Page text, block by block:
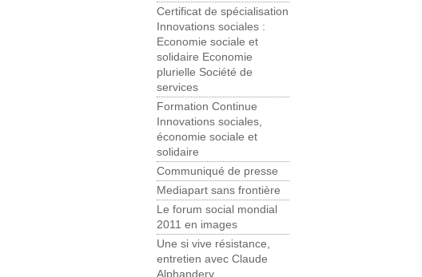
Certificat de spécialisation
Innovations sociales :
Economie sociale et
solidaire Economie
plurielle Société de
services
Formation Continue
Innovations sociales,
économie sociale et
solidaire
Communiqué de presse
Mediapart sans frontière
Le forum social mondial
2011 en images
Une si vive résistance,
entretien avec Claude
Alphandery